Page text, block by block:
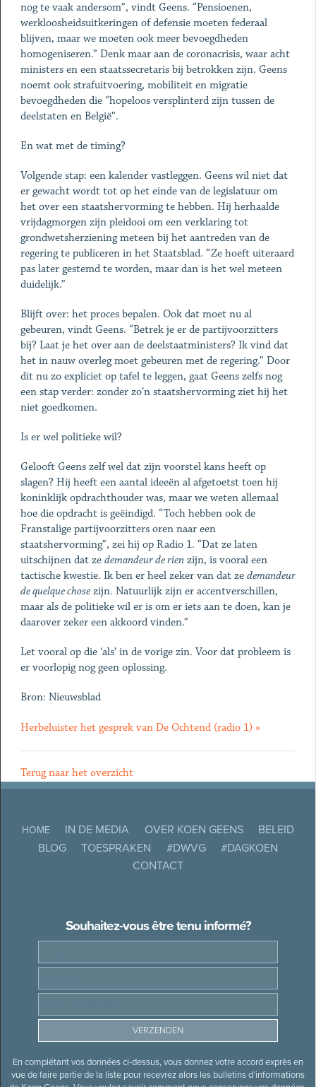
nog te vaak andersom”, vindt Geens. “Pensioenen,
werkloosheidsuitkeringen of defensie moeten federaal
blijven, maar we moeten ook meer bevoegdheden
homogeniseren.” Denk maar aan de coronacrisis, waar acht
ministers en een staatssecretaris bij betrokken zijn. Geens
noemt ook strafuitvoering, mobiliteit en migratie
bevoegdheden die “hopeloos versplinterd zijn tussen de
deelstaten en België”.
En wat met de timing?
Volgende stap: een kalender vastleggen. Geens wil niet dat
er gewacht wordt tot op het einde van de legislatuur om
het over een staatshervorming te hebben. Hij herhaalde
vrijdagmorgen zijn pleidooi om een verklaring tot
grondwetsherziening meteen bij het aantreden van de
regering te publiceren in het Staatsblad. “Ze hoeft uiteraard
pas later gestemd te worden, maar dan is het wel meteen
duidelijk.”
Blijft over: het proces bepalen. Ook dat moet nu al
gebeuren, vindt Geens. “Betrek je er de partijvoorzitters
bij? Laat je het over aan de deelstaatministers? Ik vind dat
het in nauw overleg moet gebeuren met de regering.” Door
dit nu zo expliciet op tafel te leggen, gaat Geens zelfs nog
een stap verder: zonder zo’n staatshervorming ziet hij het
niet goedkomen.
Is er wel politieke wil?
Gelooft Geens zelf wel dat zijn voorstel kans heeft op
slagen? Hij heeft een aantal ideeën al afgetoetst toen hij
koninklijk opdrachthouder was, maar we weten allemaal
hoe die opdracht is geëindigd. “Toch hebben ook de
Franstalige partijvoorzitters oren naar een
staatshervorming”, zei hij op Radio 1. “Dat ze laten
uitschijnen dat ze demandeur de rienzijn, is vooral een
tactische kwestie. Ik ben er heel zeker van dat ze demandeur
de quelque chosezijn. Natuurlijk zijn er accentverschillen,
maar als de politieke wil er is om er iets aan te doen, kan je
daarover zeker een akkoord vinden.”
Let vooral op die ‘als’ in de vorige zin. Voor dat probleem is
er voorlopig nog geen oplossing.
Bron: Nieuwsblad
Herbeluister het gesprek van De Ochtend (radio 1) »
Terug naar het overzicht
HOME IN DE MEDIA OVER KOEN GEENS
BELEID
BLOG
TOESPRAKEN #DWVG
#DAGKOEN
CONTACT
Souhaitez-vous être tenu informé?
En complétant vos données ci-dessus, vous donnez votre accord exprès en
vue de faire partie de la liste pour recevrez alors les bulletins d’informations